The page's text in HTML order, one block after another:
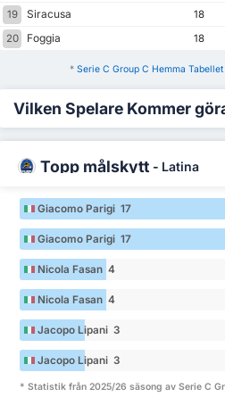
19
Siracusa 18
20
Foggia 18
* Serie C Group C Hemma
Vilken Spelare Kommer
Topp målskytt - Latina
Giacomo Parigi 17
Giacomo Parigi 17
Nicola Fasan 4
Nicola Fasan 4
Jacopo Lipani 3
Jacopo Lipani 3
* Statistik från 2025/26 säsong av Serie C